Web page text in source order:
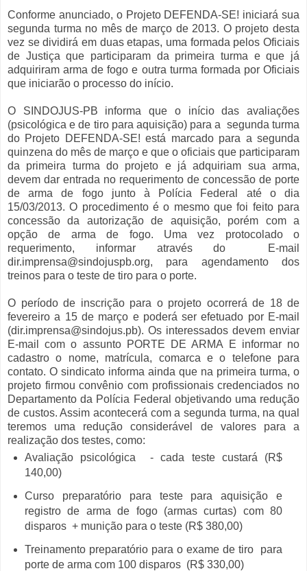
Conforme anunciado, o Projeto DEFENDA-SE! iniciará sua
segunda turma no mês de março de 2013. O projeto desta
vez se dividirá em duas etapas, uma formada pelos Oficiais
de Justiça que participaram da primeira turma e que já
adquiriram arma de fogo e outra turma formada por Oficiais
que iniciarão o processo do início.
O SINDOJUS-PB informa que o início das avaliações
(psicológica e de tiro para aquisição) para a segunda turma
do Projeto DEFENDA-SE! está marcado para a segunda
quinzena do mês de março e que o oficiais que participaram
da primeira turma do projeto e já adquiriam sua arma,
devem dar entrada no requerimento de concessão de porte
de arma de fogo junto à Polícia Federal até o dia
15/03/2013. O procedimento é o mesmo que foi feito para
concessão da autorização de aquisição, porém com a
opção de arma de fogo. Uma vez protocolado o
requerimento, informar através do E-mail
dir.imprensa@sindojuspb.org, para agendamento dos
treinos para o teste de tiro para o porte.
O período de inscrição para o projeto ocorrerá de 18 de
fevereiro a 15 de março e poderá ser efetuado por E-mail
(dir.imprensa@sindojus.pb). Os interessados devem enviar
E-mail com o assunto PORTE DE ARMA E informar no
cadastro o nome, matrícula, comarca e o telefone para
contato. O sindicato informa ainda que na primeira turma, o
projeto firmou convênio com profissionais credenciados no
Departamento da Polícia Federal objetivando uma redução
de custos. Assim acontecerá com a segunda turma, na qual
teremos uma redução considerável de valores para a
realização dos testes, como:
Avaliação psicológica - cada teste custará (R$
140,00)
Curso preparatório para teste para aquisição e
registro de arma de fogo (armas curtas) com 80
disparos + munição para o teste (R$ 380,00)
Treinamento preparatório para o exame de tiro para
porte de arma com 100 disparos (R$ 330,00)